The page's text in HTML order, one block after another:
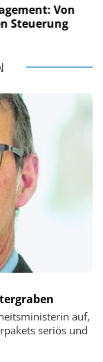
Von
Steuerung
auf,
seriös und